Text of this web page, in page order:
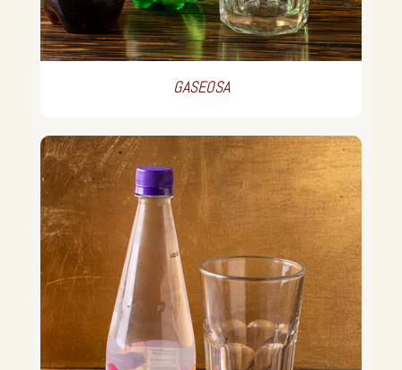
GASEOSA